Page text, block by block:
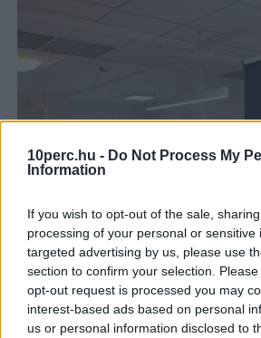
10perc.hu - Do Not Process My
Information
If you wish to opt-out of the sale,
processing of your personal or sensitive
targeted advertising by us, please use
section to confirm your selection.
opt-out request is processed you may
interest-based ads based on personal
us or personal information disclosed to